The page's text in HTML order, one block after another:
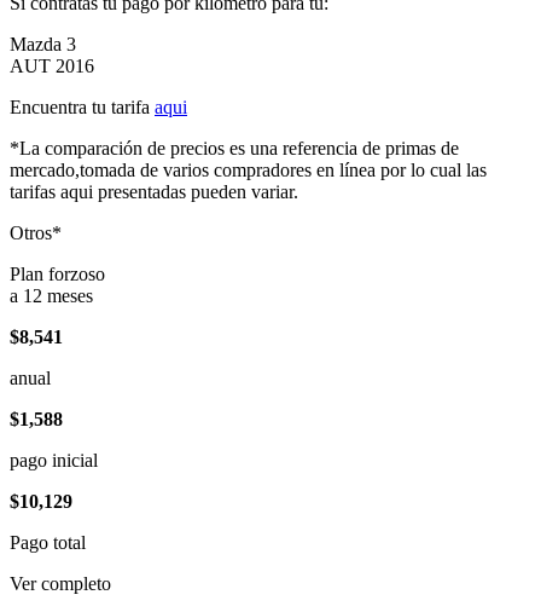
Mazda 3
AUT 2016
Encuentra tu tarifa aqui
*La comparación de precios es una referencia de primas de
mercado,tomada de varios compradores en línea por lo cual las
tarifas aqui presentadas pueden variar.
Otros*
Plan forzoso
a 12 meses
$8,541
anual
$1,588
pago inicial
$10,129
Pago total
Ver completo